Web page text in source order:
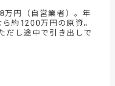
万円（自営業者）。年
約1200万円の原資。
だし途中で引き出しで